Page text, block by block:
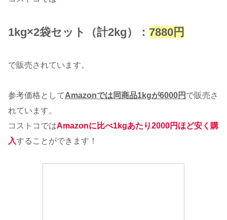
1kg×2袋セット（計2kg）： 7880円
で販売されています。
参考価格としてAmazonでは同商品1kgが6000円 で販売さ
れています。
コストコではAmazonに比べ1kgあたり2000円ほど安く購
入することができます！